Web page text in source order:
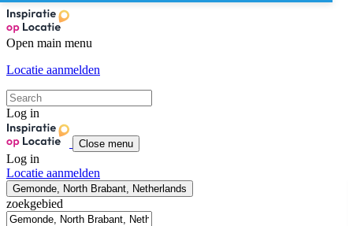
Open main menu
Locatie aanmelden
Log in
Close menu
Log in
Locatie aanmelden
Gemonde, North Brabant, Netherlands
zoekgebied